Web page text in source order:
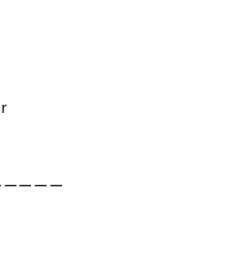
ーーー